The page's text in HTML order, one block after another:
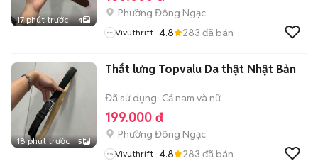
17 phút trước 4
Phường Đông Ngạc
Vivuthrift 4.8 283 đã bán
18 phút trước 5
Thắt lưng Topvalu Da thật Nhật Bản
Đã sử dụng Cả nam và nữ
199.000 đ
Phường Đông Ngạc
Vivuthrift 4.8 283 đã bán